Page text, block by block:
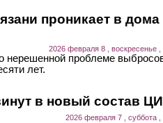
проникает в
2026 февраля 8 , воскресенье ,
нерешенной проблеме
лет.
в новый состав
2026 февраля 7 , суббота ,